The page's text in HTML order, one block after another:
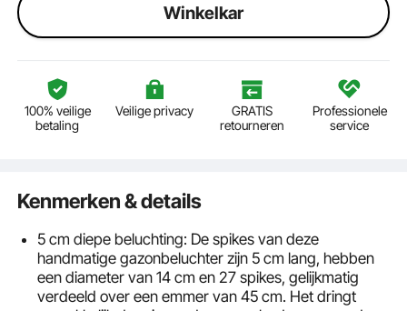
Winkelkar
100% veilige
betaling
Veilige privacy
GRATIS
retourneren
Professionele
service
Kenmerken & details
5 cm diepe beluchting: De spikes van deze
handmatige gazonbeluchter zijn 5 cm lang, hebben
een diameter van 14 cm en 27 spikes, gelijkmatig
verdeeld over een emmer van 45 cm. Het dringt